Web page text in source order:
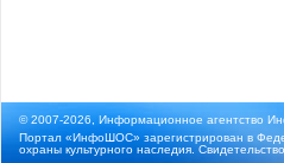
© 2007-2026, Информационное агентство
Портал «ИнфоШОС» зарегистрирован в
охраны культурного наследия.